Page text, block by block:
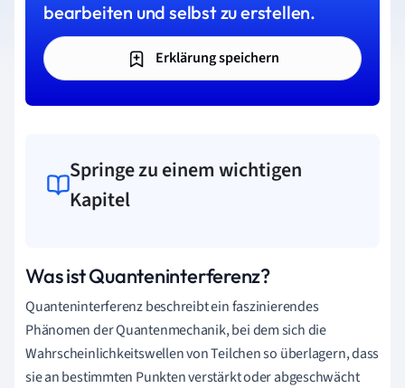
bearbeiten und selbst zu erstellen.
Erklärung speichern
Springe zu einem wichtigen
Kapitel
Was ist Quanteninterferenz?
Quanteninterferenz beschreibt ein faszinierendes
Phänomen der Quantenmechanik, bei dem sich die
Wahrscheinlichkeitswellen von Teilchen so überlagern, dass
sie an bestimmten Punkten verstärkt oder abgeschwächt